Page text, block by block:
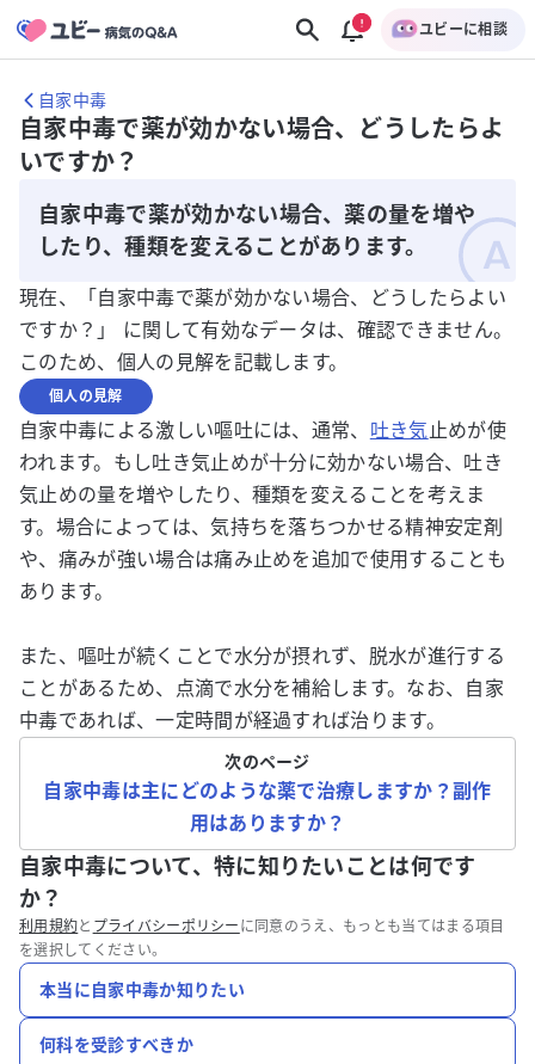
ユビーに相談
自家中毒
自家中毒で薬が効かない場合、どうしたらよ
いですか？
自家中毒で薬が効かない場合、薬の量を増や
したり、種類を変えることがあります。
現在、「自家中毒で薬が効かない場合、どうしたらよい
ですか？」 に関して有効なデータは、確認できません。
このため、個人の見解を記載します。
個人の見解
自家中毒による激しい嘔吐には、通常、 吐き気止めが使
われます。もし吐き気止めが十分に効かない場合、吐き
気止めの量を増やしたり、種類を変えることを考えま
す。場合によっては、気持ちを落ちつかせる精神安定剤
や、痛みが強い場合は痛み止めを追加で使用することも
あります。
また、嘔吐が続くことで水分が摂れず、脱水が進行する
ことがあるため、点滴で水分を補給します。なお、自家
中毒であれば、一定時間が経過すれば治ります。
次のページ
自家中毒は主にどのような薬で治療しますか？副作
用はありますか？
自家中毒について、特に知りたいことは何です
か？
利用規約と プライバシーポリシー に同意のうえ、もっとも当てはまる項目
を選択してください。
本当に自家中毒か知りたい
何科を受診すべきか